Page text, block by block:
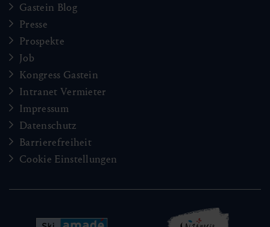
Gastein Blog
Presse
Prospekte
Job
Kongress Gastein
Intranet Vermieter
Impressum
Datenschutz
Barrierefreiheit
Cookie Einstellungen